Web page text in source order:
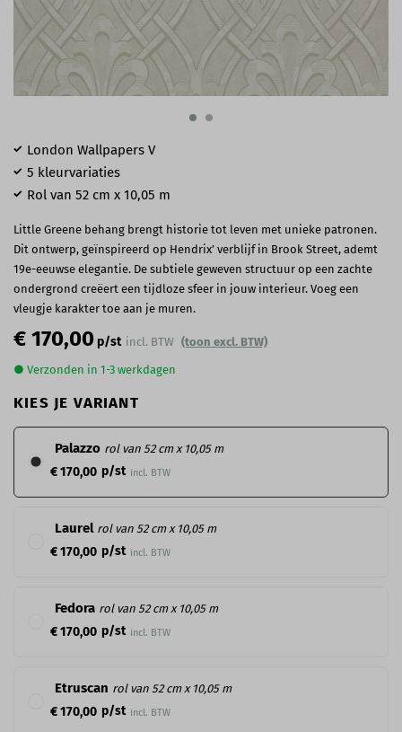
€ 170,00p/st incl. BTW (toon excl. BTW)
● Verzonden in 1-3 werkdagen
KIES JE VARIANT
Palazzo rol van 52 cm x 10,05 m
€ 170,00 p/st incl. BTW
Laurel rol van 52 cm x 10,05 m
€ 170,00 p/st incl. BTW
Fedora rol van 52 cm x 10,05 m
€ 170,00 p/st incl. BTW
Etruscan rol van 52 cm x 10,05 m
€ 170,00 p/st incl. BTW
London Wallpapers V
5 kleurvariaties
Rol van 52 cm x 10,05 m
Little Greene behang brengt historie tot leven met unieke patronen.
Dit ontwerp, geïnspireerd op Hendrix’ verblijf in Brook Street, ademt
19e-eeuwse elegantie. De subtiele geweven structuur op een zachte
ondergrond creëert een tijdloze sfeer in jouw interieur. Voeg een
vleugje karakter toe aan je muren.